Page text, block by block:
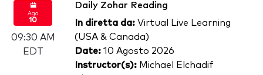
Ago
10
09:30 AM
EDT
Daily Zohar Reading
In diretta da: Virtual Live Learning
(USA & Canada)
Date: 10 Agosto 2026
Instructor(s): Michael Elchadif